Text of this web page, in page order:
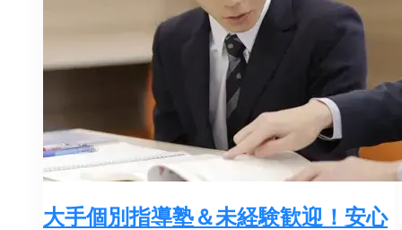
大手個別指導塾＆未経験歓迎！安心